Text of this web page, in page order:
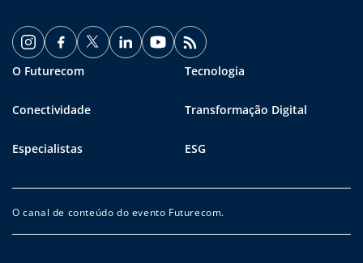
O Futurecom Tecnologia
Conectividade Transformação Digital
Especialistas ESG
O canal de conteúdo do evento Futurecom.